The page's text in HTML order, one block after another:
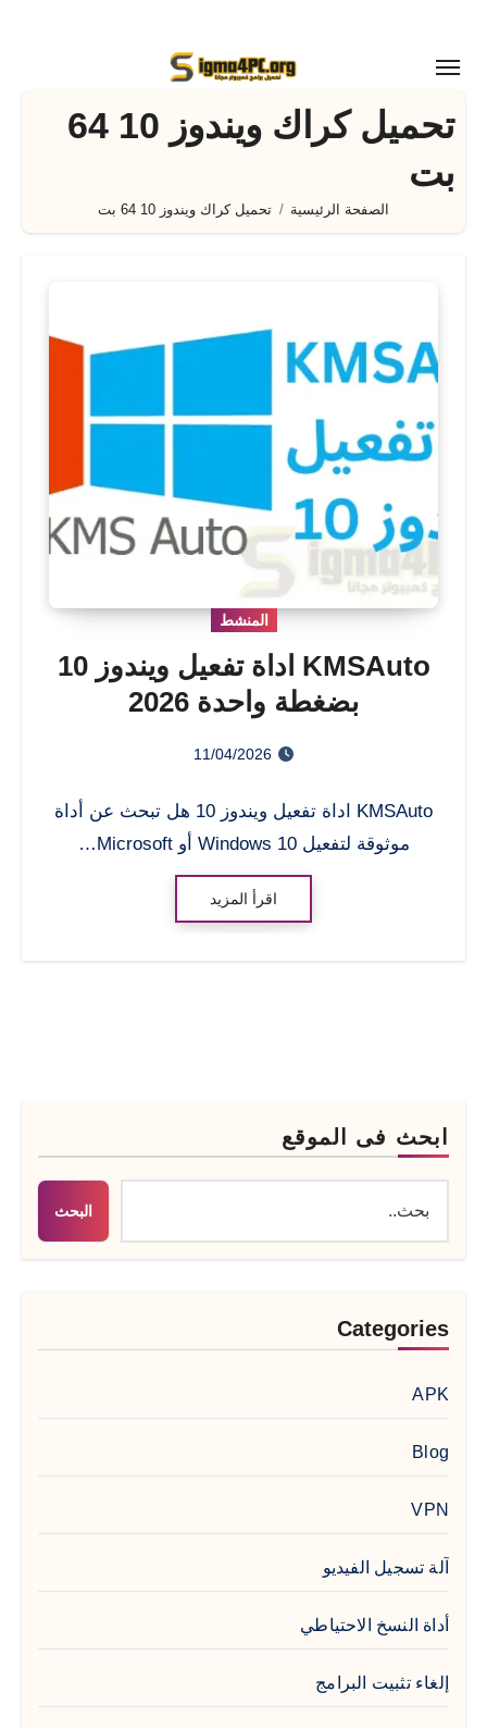
المحتوى
تحميل كراك ويندوز 10 64
بت
الصفحة الرئيسية تحميل كراك ويندوز 10 64 بت
المنشط
KMSAuto اداة تفعيل ويندوز 10
بضغطة واحدة 2026
11/04/2026
KMSAuto اداة تفعيل ويندوز 10 هل تبحث عن أداة
موثوقة لتفعيل Windows 10 أو Microsoft…
اقرأ المزيد
ابحث فى الموقع
البحث
Categories
APK
Blog
VPN
آلة تسجيل الفيديو
أداة النسخ الاحتياطي
إلغاء تثبيت البرامج